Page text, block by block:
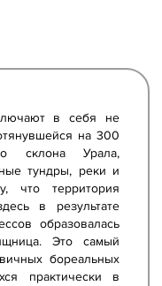
в себя не
на 300
склона Урала,
тундры, реки и
что территория
в результате
образовалась
Это самый
бореальных
практически в